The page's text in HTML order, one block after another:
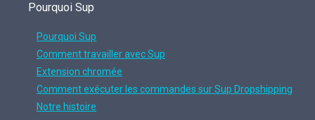
Pourquoi Sup
Pourquoi Sup
Comment travailler avec Sup
Extension chromée
Comment exécuter les commandes sur Sup Dropshipping
Notre histoire